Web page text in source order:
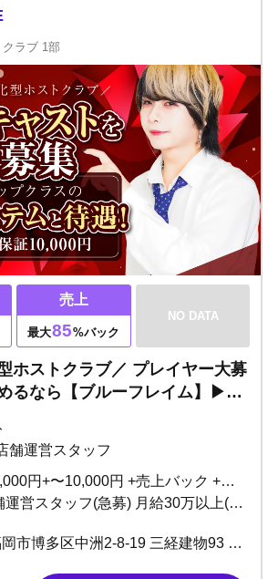
ラブ 1部
売上
最大85%バック
NO DATA
ホストクラブ／ プレイヤー大募
るなら【ブルーフレイム】▶人
と待遇です！！
舗運営スタッフ
+賞金(小計55%〜85%バック) 実働5時間（時給換算1400円）永久保証！！ (SET料金、指名料すべて売上に含まれます) ※小計50万〜完全歩合55%からスライド制 ※小計200万〜完全歩合66%からスライド制
会保険完備 入社祝金有 アルバイト(ウェイター) 日給7,000円 1日5h勤務（20時～25時） ※時間帯については応相談 ②デザイナー ③クリエーター 月給25万円以上 +能力給 +社会保険完備 入社祝金3万円 ④ヘアメイク(急募) 月給28万円以上 +歩合 +社会保険完備 ※グループから出店するヘアメイク、サロンのオーナー店長も大募集！ ⑤カメラマン 日給1万円以上 自由出勤
福岡県福岡市博多区中洲2-8-19 三経建物93 3F 301号室